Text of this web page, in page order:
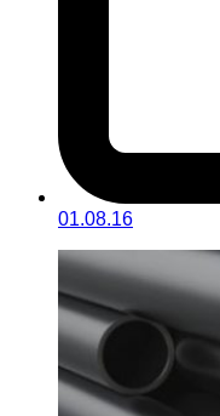
01.08.16